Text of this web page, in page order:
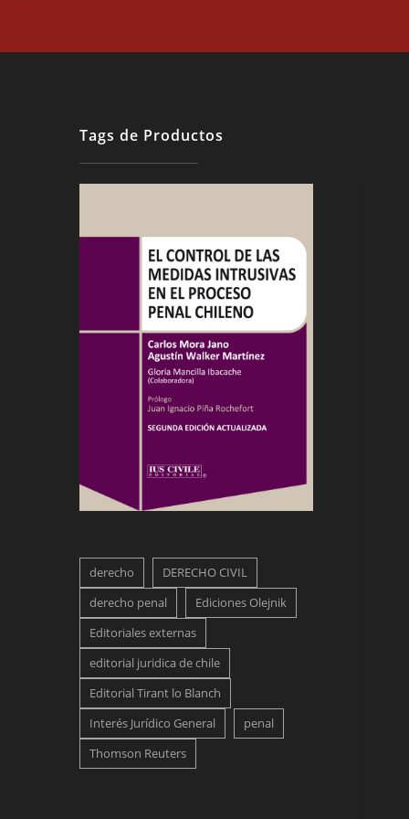
Tags de Productos
derecho
DERECHO CIVIL
derecho penal
Ediciones Olejnik
Editoriales externas
editorial juridica de chile
Editorial Tirant lo Blanch
Interés Jurídico General
penal
Thomson Reuters